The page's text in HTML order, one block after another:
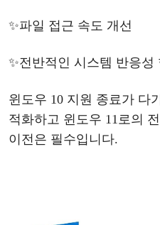
✨파일 접근 속도 개선
✨전반적인 시스템 반응성
윈도우 10 지원 종료가 다
적화하고 윈도우 11로의
이전은 필수입니다.